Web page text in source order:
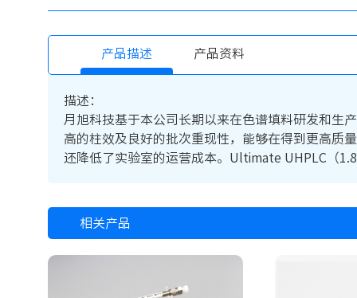
产品描述 产品资料
描述：
月旭科技基于本公司长期以来在色谱填料研发和
高的柱效及良好的批次重现性，能够在得到更高质
还降低了实验室的运营成本。Ultimate UHPLC（
相关产品